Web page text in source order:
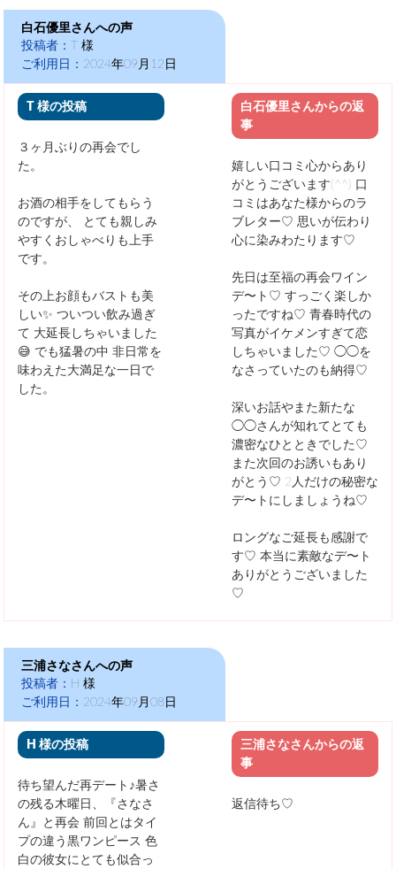
白石優里さんへの声
投稿者：T 様
ご利用日： 2024年09月12日
T 様の投稿
３ヶ月ぶりの再会でし
た。
お酒の相手をしてもらう
のですが、
とても親しみ
やすくおしゃべりも上手
です。
その上お顔もバストも美
しい✨ ついつい飲み過ぎ
て 大延長しちゃいました
😅 でも猛暑の中 非日常を
味わえた大満足な一日で
した。
白石優里さんからの返
事
嬉しい口コミ心からあり
がとうございます(^^) 口
コミはあなた様からのラ
ブレター♡ 思いが伝わり
心に染みわたります♡
先日は至福の再会ワイン
デ〜ト♡ すっごく楽しか
ったですね♡ 青春時代の
写真がイケメンすぎて恋
しちゃいました♡ ◯◯を
なさっていたのも納得♡
深いお話やまた新たな
◯◯さんが知れてとても
濃密なひとときでした♡
また次回のお誘いもあり
がとう♡ 2人だけの秘密な
デ〜トにしましょうね♡
ロングなご延長も感謝で
す♡ 本当に素敵なデ〜ト
ありがとうございました
♡
三浦さなさんへの声
投稿者： H 様
ご利用日： 2024年09月08日
H 様の投稿
待ち望んだ再デート♪暑さ
の残る木曜日、『さなさ
ん』と再会 前回とはタイ
プの違う黒ワンピース 色
白の彼女にとても似合っ
三浦さなさんからの返
事
返信待ち♡